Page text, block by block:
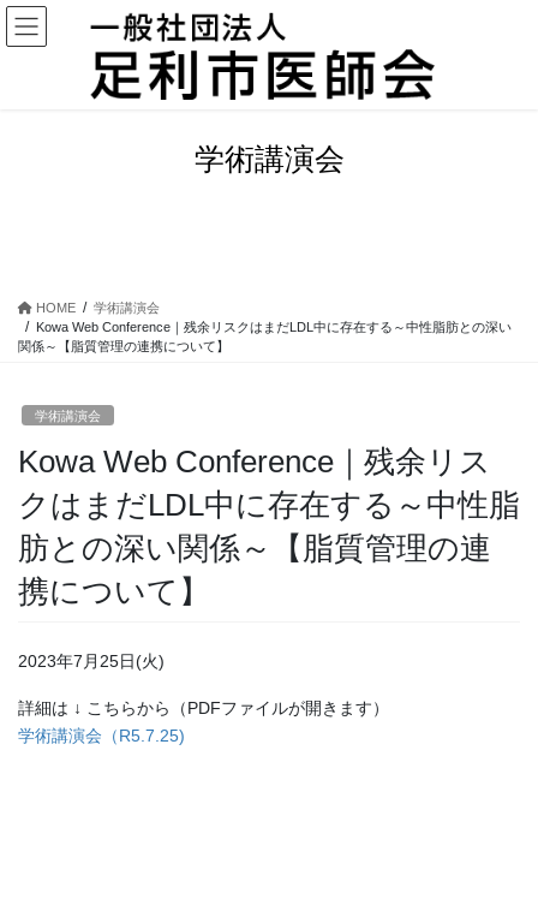
コ
ン
ナ
ビ
学術講演会
HOME
学術講演会
Kowa Web Conference｜残余リスクはまだLDL中に存在する～中性脂肪との深い
関係～【脂質管理の連携について】
学術講演会
Kowa Web Conference｜残余リス
クはまだLDL中に存在する～中性脂
肪との深い関係～【脂質管理の連
携について】
2023年7月25日(火)
詳細は ↓ こちらから（PDFファイルが開きます）
学術講演会（R5.7.25)